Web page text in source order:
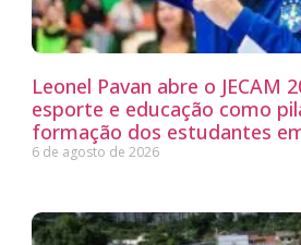
Leonel Pavan abre o JECAM
esporte e educação como
formação dos estudantes
6 de agosto de 2026